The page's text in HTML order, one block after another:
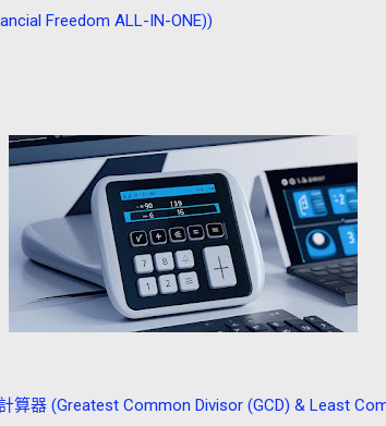
Freedom ALL-IN-ONE))
算器 (Greatest Common Divisor (GCD) & Least